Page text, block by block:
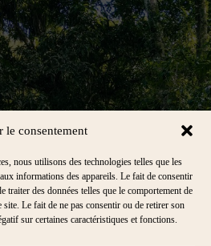
le consentement
nous utilisons des technologies telles que les
informations des appareils. Le fait de consentir
traiter des données telles que le comportement de
Le fait de ne pas consentir ou de retirer son
sur certaines caractéristiques et fonctions.